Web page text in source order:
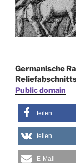
Germanische
Public domain
teilen
teilen
E-Mail